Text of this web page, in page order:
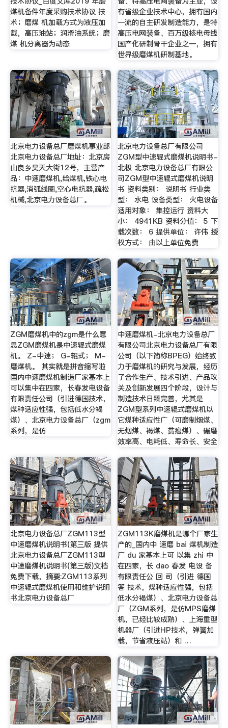
煤机备件年度采购技术协议 技
术；磨煤 机加载方式为液压加
载，高压油站；润滑油系统；磨
煤 机分离器为动态
有省级企业技术中心，拥有国内
一流的自主研发制造能力，是特
高压电网装备、百万级核电母线
国产化研制骨干企业之一，拥有
世界级磨煤机研制基地。
北京电力设备总厂磨煤机事业部
北京电力设备总厂地址：北京房
山良乡昊天大街12号，主营产
品：中速磨煤机,给煤机,铁心电
抗器,消弧线圈,空心电抗器,疏松
机械,北京电力设备总厂。
北京电力设备总厂有限公司
ZGM型中速辊式磨煤机说明书-
北极 北京电力设备总厂有限公
司ZGM型中速辊式磨煤机说明
书 资料类别： 说明书 行业类
型： 水电 设备类型： 火电设备
适用对象： 集控运行 资料大
小： 4941KB 资料分值： 5 下
载次数： 6 提供单位： 许伟 授
权方式： 由以上单位免费
ZGM磨煤机中的zgm是什么意
思ZGM磨煤机是中速辊式磨煤
机。 Z-中速； G-辊式； M-
磨煤机。 其实就是拼音缩写啦
国内中速磨煤机制造厂家基本上
可以集中在四家，长春发电设备
有限责任公司（引进德国技术，
煤种适应性强，包括低水分褐
煤）、北京电力设备总厂（zgm
系列，是仿
中速磨煤机-北京电力设备总厂
有限公司北京电力设备总厂有限
公司（以下简称BPEG）始终致
力于磨煤机的研究与发展，经历
了合作生产、技术引进、产品攻
关及创新发展四个阶段，设计与
制造技术日臻完善，尤其是
ZGM型系列中速辊式磨煤机以
它煤种适应性广（可磨制烟煤、
无烟煤、褐煤、贫瘦煤）、碾磨
效率高、电耗低、寿命长、安全
北京电力设备总厂ZGM113型
中速磨煤机说明书(第三版 提供
北京电力设备总厂ZGM113型
中速磨煤机说明书(第三版)文档
免费下载，摘要:ZGM113系列
中速辊式磨煤机使用和维护说明
书北京电力设备总厂
ZGM113K磨煤机是哪个厂家生
产的_国内中 速磨 bai 煤机制造
厂 du 家基本上可 以集 zhi 中
在四家，长 dao 春发 电设 备
有限责任公 回 司（引进 德国
答 技术，煤种适应性强，包括
低水分褐煤）、北京电力设备总
厂（ZGM系列，是仿MPS磨煤
机，已经比较成熟）、上海重型
机器厂（引进HP技术，弹簧加
载，节省液压站）和 …